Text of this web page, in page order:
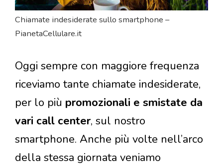
Chiamate indesiderate sullo smartphone –
PianetaCellulare.it
Oggi sempre con maggiore frequenza
riceviamo tante chiamate indesiderate,
per lo più promozionali e smistate da
vari call center, sul nostro
smartphone. Anche più volte nell’arco
della stessa giornata veniamo